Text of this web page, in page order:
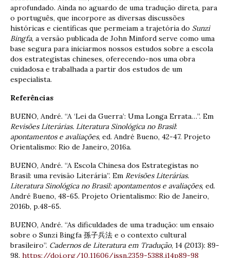
aprofundado. Ainda no aguardo de uma tradução direta, para
o português, que incorpore as diversas discussões
históricas e científicas que permeiam a trajetória do Sunzi
Bingfa, a versão publicada de John Minford serve como uma
base segura para iniciarmos nossos estudos sobre a escola
dos estrategistas chineses, oferecendo-nos uma obra
cuidadosa e trabalhada a partir dos estudos de um
especialista.
Referências
BUENO, André. “A ‘Lei da Guerra’: Uma Longa Errata…”. Em
Revisões Literárias. Literatura Sinológica no Brasil:
apontamentos e avaliações, ed. André Bueno, 42-47. Projeto
Orientalismo: Rio de Janeiro, 2016a.
BUENO, André. “A Escola Chinesa dos Estrategistas no
Brasil: uma revisão Literária”. Em Revisões Literárias.
Literatura Sinológica no Brasil: apontamentos e avaliações, ed.
André Bueno, 48-65. Projeto Orientalismo: Rio de Janeiro,
2016b, p.48-65.
BUENO, André. “As dificuldades de uma tradução: um ensaio
sobre o Sunzi Bingfa 孫子兵法 e o contexto cultural
brasileiro”. Cadernos de Literatura em Tradução, 14 (2013): 89-
98. https://doi.org/10.11606/issn.2359-5388.i14p89-98